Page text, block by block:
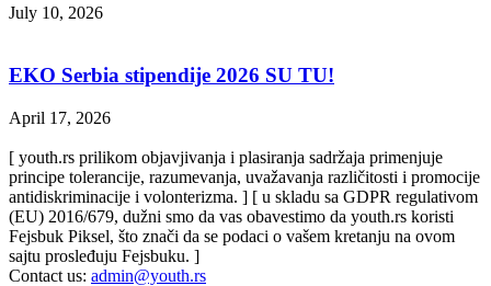
July 10, 2026
EKO Serbia stipendije 2026 SU TU!
April 17, 2026
[ youth.rs prilikom objavjivanja i plasiranja sadržaja primenjuje
principe tolerancije, razumevanja, uvažavanja različitosti i promocije
antidiskriminacije i volonterizma. ] [ u skladu sa GDPR regulativom
(EU) 2016/679, dužni smo da vas obavestimo da youth.rs koristi
Fejsbuk Piksel, što znači da se podaci o vašem kretanju na ovom
sajtu prosleđuju Fejsbuku. ]
Contact us: admin@youth.rs